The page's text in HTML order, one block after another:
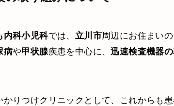
内科小児科では、 立川市周辺にお住まい
病や甲状腺疾患を中心に、迅速検査機器
かりつけクリニックとして、これからも